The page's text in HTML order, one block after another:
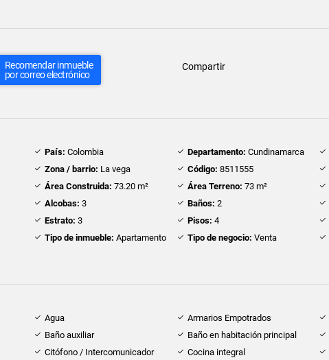
Recomendar inmueble
por correo electrónico
Compartir
País: Colombia Departamento: Cundinamarca
Zona / barrio: La vega Código: 8511555
Área Construida: 73.20 m² Área Terreno: 73 m²
Alcobas: 3 Baños: 2
Estrato: 3 Pisos: 4
Tipo de inmueble: Apartamento Tipo de negocio: Venta
Agua Armarios Empotrados
Baño auxiliar
Baño en habitación principal
Citófono / Intercomunicador
Cocina integral